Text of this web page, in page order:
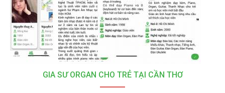
GIA SƯ ORGAN CHO TRẺ TẠI CẦN THƠ